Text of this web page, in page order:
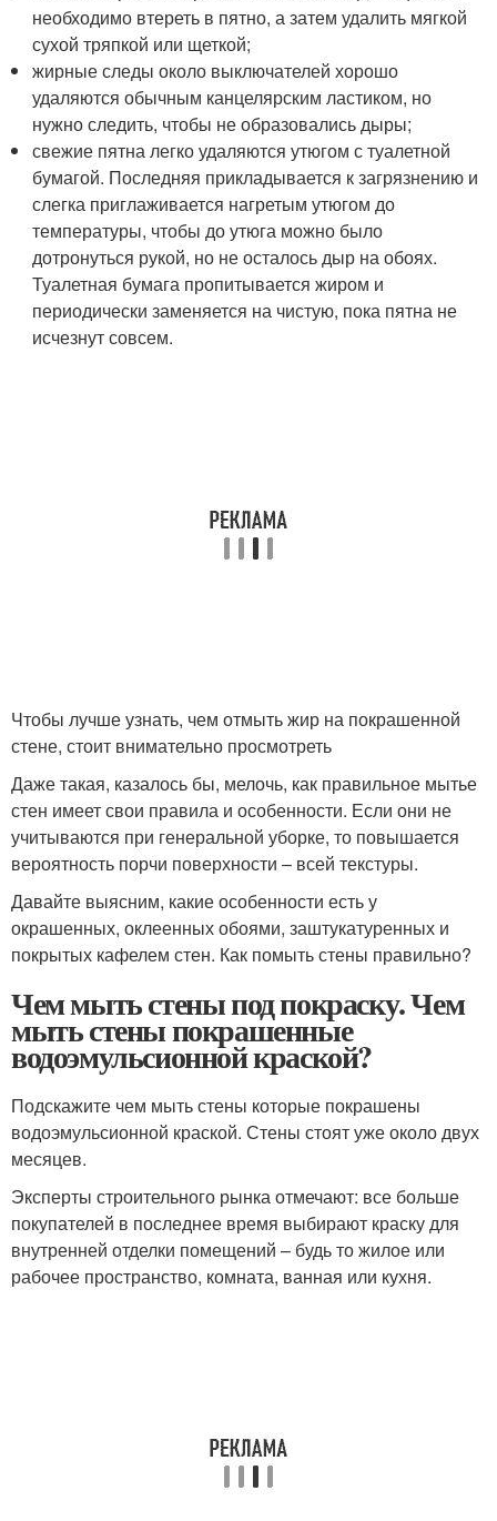
необходимо втереть в пятно, а затем удалить мягкой
сухой тряпкой или щеткой;
жирные следы около выключателей хорошо
удаляются обычным канцелярским ластиком, но
нужно следить, чтобы не образовались дыры;
свежие пятна легко удаляются утюгом с туалетной
бумагой. Последняя прикладывается к загрязнению и
слегка приглаживается нагретым утюгом до
температуры, чтобы до утюга можно было
дотронуться рукой, но не осталось дыр на обоях.
Туалетная бумага пропитывается жиром и
периодически заменяется на чистую, пока пятна не
исчезнут совсем.
Чтобы лучше узнать, чем отмыть жир на покрашенной
стене, стоит внимательно просмотреть
Даже такая, казалось бы, мелочь, как правильное мытье
стен имеет свои правила и особенности. Если они не
учитываются при генеральной уборке, то повышается
вероятность порчи поверхности – всей текстуры.
Давайте выясним, какие особенности есть у
окрашенных, оклеенных обоями, заштукатуренных и
покрытых кафелем стен. Как помыть стены правильно?
Чем мыть стены под покраску. Чем
мыть стены покрашенные
водоэмульсионной краской?
Подскажите чем мыть стены которые покрашены
водоэмульсионной краской. Стены стоят уже около двух
месяцев.
Эксперты строительного рынка отмечают: все больше
покупателей в последнее время выбирают краску для
внутренней отделки помещений – будь то жилое или
рабочее пространство, комната, ванная или кухня.